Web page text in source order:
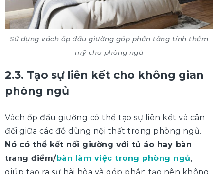
Sử dụng vách ốp đầu giường góp phần tăng tính thẩm
mỹ cho phòng ngủ
2.3. Tạo sự liên kết cho không gian
phòng ngủ
Vách ốp đầu giường có thể tạo sự liên kết và cân
đối giữa các đồ dùng nội thất trong phòng ngủ.
Nó có thể kết nối giường với tủ áo hay bàn
trang điểm/bàn làm việc trong phòng ngủ,
giúp tạo ra sự hài hòa và góp phần tạo nên không